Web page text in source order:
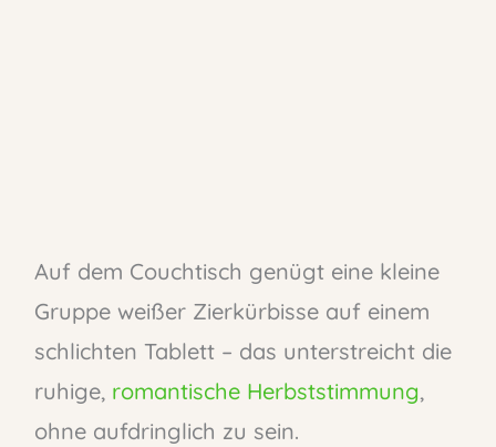
Auf dem Couchtisch genügt eine kleine
Gruppe weißer Zierkürbisse auf einem
schlichten Tablett – das unterstreicht die
ruhige, romantische Herbststimmung,
ohne aufdringlich zu sein.